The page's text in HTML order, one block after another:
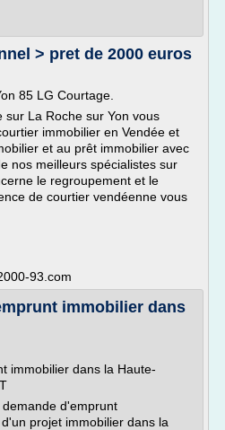
> pret de 2000 euros
85 LG Courtage.
sur La Roche sur Yon vous
immobilier en Vendée et
et au prêt immobilier avec
nos meilleurs spécialistes sur
le regroupement et le
de courtier vendéenne vous
93.com
immobilier dans
immobilier dans la Haute-
d'emprunt
projet immobilier dans la